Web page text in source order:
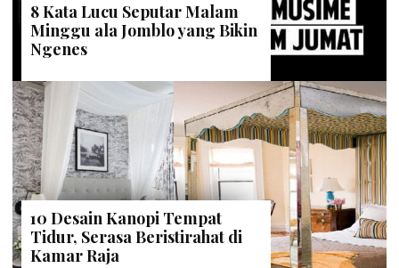
8 Kata Lucu Seputar Malam
Minggu ala Jomblo yang Bikin
Ngenes
10 Desain Kanopi Tempat
Tidur, Serasa Beristirahat di
Kamar Raja